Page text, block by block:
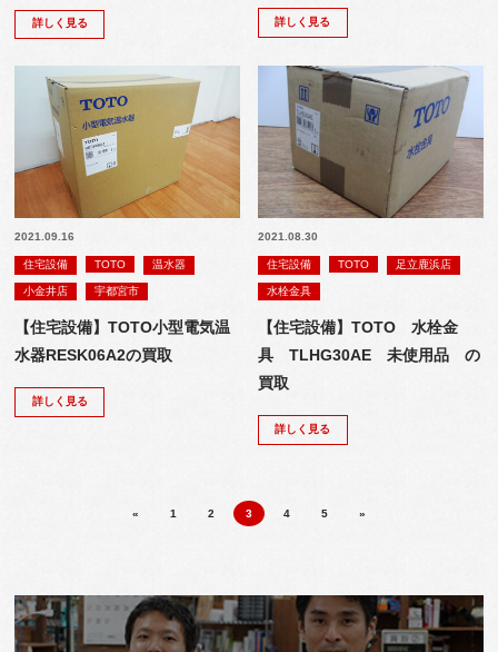
詳しく見る 詳しく見る
2021.09.16
住宅設備 TOTO 温水器
小金井店 宇都宮市
【住宅設備】TOTO小型電気温
水器RESK06A2の買取
詳しく見る
2021.08.30
住宅設備 TOTO 足立鹿浜店
水栓金具
【住宅設備】TOTO 水栓金
具 TLHG30AE 未使用品 の
買取
詳しく見る
« 1 2 3 4 5 »